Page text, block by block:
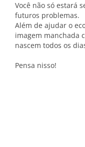
Você não só estará
futuros problemas.
Além de ajudar o
imagem manchada
nascem todos os
Pensa nisso!